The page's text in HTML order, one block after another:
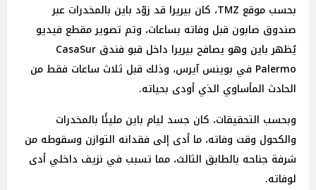
بحسب موقع TMZ، كان بيريرا قد زوّد باين بالمخدرات عبر
صندوق صابون قبل وفاته بساعات، وتم تصوير مقطع فيديو
يُظهر باين وهو يصافح بيريرا داخل قبو فندق CasaSur
Palermo في بوينس آيرس، وذلك قبل ثلاث ساعات فقط من
الحادث المأساوي الذي أودى بحياته.
وبحسب التحقيقات، كان جسد ليام باين مليئًا بالمخدرات
والكحول وقت وفاته، ما أدى إلى فقدانه التوازن وسقوطه من
شرفة جناحه بالطابق الثالث، مما تسبب في نزيف داخلي أدى
لوفاته.